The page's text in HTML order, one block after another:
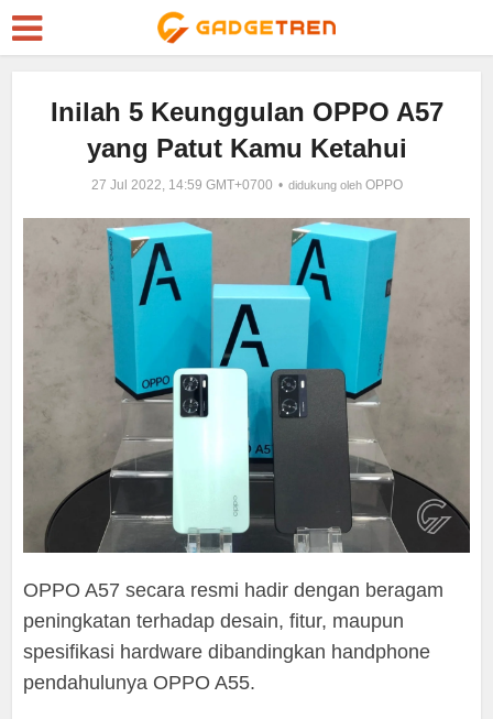
Inilah 5 Keunggulan OPPO A57
yang Patut Kamu Ketahui
27 Jul 2022, 14:59 GMT+0700 didukung oleh OPPO
OPPO A57 secara resmi hadir dengan beragam
peningkatan terhadap desain, fitur, maupun
spesifikasi hardware dibandingkan handphone
pendahulunya OPPO A55.